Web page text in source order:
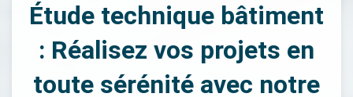
Étude technique bâtiment
: Réalisez vos projets en
toute sérénité avec notre